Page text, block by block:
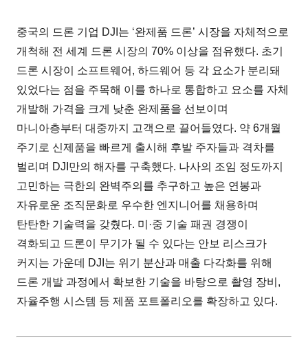
중국의 드론 기업 DJI는 ‘완제품 드론’ 시장을 자체적으로
개척해 전 세계 드론 시장의 70% 이상을 점유했다. 초기
드론 시장이 소프트웨어, 하드웨어 등 각 요소가 분리돼
있었다는 점을 주목해 이를 하나로 통합하고 요소를 자체
개발해 가격을 크게 낮춘 완제품을 선보이며
마니아층부터 대중까지 고객으로 끌어들였다. 약 6개월
주기로 신제품을 빠르게 출시해 후발 주자들과 격차를
벌리며 DJI만의 해자를 구축했다. 나사의 조임 정도까지
고민하는 극한의 완벽주의를 추구하고 높은 연봉과
자유로운 조직문화로 우수한 엔지니어를 채용하며
탄탄한 기술력을 갖췄다. 미·중 기술 패권 경쟁이
격화되고 드론이 무기가 될 수 있다는 안보 리스크가
커지는 가운데 DJI는 위기 분산과 매출 다각화를 위해
드론 개발 과정에서 확보한 기술을 바탕으로 촬영 장비,
자율주행 시스템 등 제품 포트폴리오를 확장하고 있다.